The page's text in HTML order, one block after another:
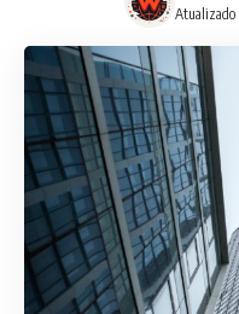
Atualizado